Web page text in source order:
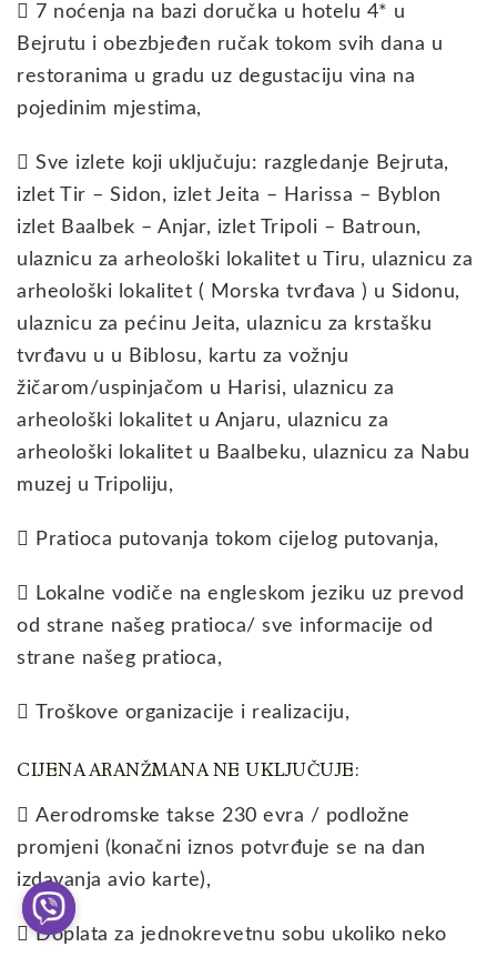
 7 noćenja na bazi doručka u hotelu 4* u
Bejrutu i obezbjeđen ručak tokom svih dana u
restoranima u gradu uz degustaciju vina na
pojedinim mjestima,
 Sve izlete koji uključuju: razgledanje Bejruta,
izlet Tir – Sidon, izlet Jeita – Harissa – Byblon
izlet Baalbek – Anjar, izlet Tripoli – Batroun,
ulaznicu za arheološki lokalitet u Tiru, ulaznicu za
arheološki lokalitet ( Morska tvrđava ) u Sidonu,
ulaznicu za pećinu Jeita, ulaznicu za krstašku
tvrđavu u u Biblosu, kartu za vožnju
žičarom/uspinjačom u Harisi, ulaznicu za
arheološki lokalitet u Anjaru, ulaznicu za
arheološki lokalitet u Baalbeku, ulaznicu za Nabu
muzej u Tripoliju,
 Pratioca putovanja tokom cijelog putovanja,
 Lokalne vodiče na engleskom jeziku uz prevod
od strane našeg pratioca/ sve informacije od
strane našeg pratioca,
 Troškove organizacije i realizaciju,
CIJENA ARANŽMANA NE UKLJUČUJE:
 Aerodromske takse 230 evra / podložne
promjeni (konačni iznos potvrđuje se na dan
izdavanja avio karte),
 Doplata za jednokrevetnu sobu ukoliko neko